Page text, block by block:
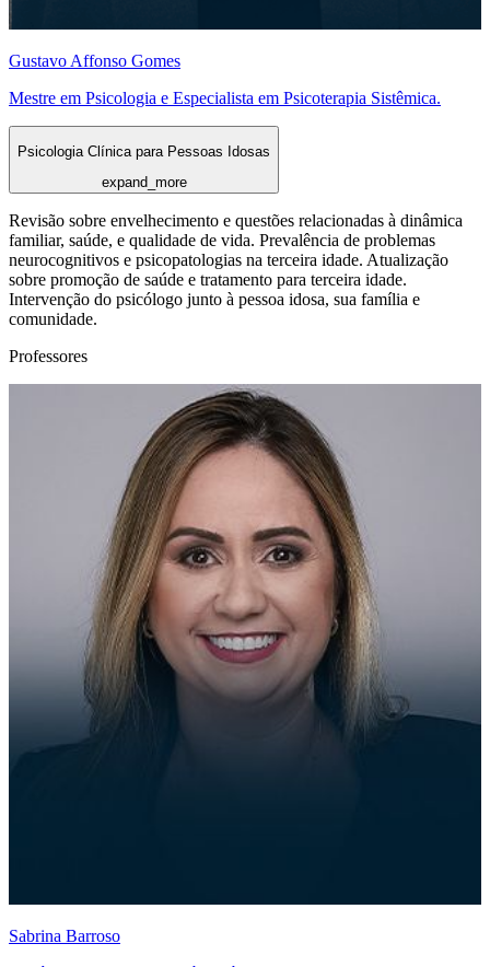
Gustavo Affonso Gomes
Mestre em Psicologia e Especialista em Psicoterapia Sistêmica.
Psicologia Clínica para Pessoas Idosas
expand_more
Revisão sobre envelhecimento e questões relacionadas à dinâmica
familiar, saúde, e qualidade de vida. Prevalência de problemas
neurocognitivos e psicopatologias na terceira idade. Atualização
sobre promoção de saúde e tratamento para terceira idade.
Intervenção do psicólogo junto à pessoa idosa, sua família e
comunidade.
Professores
Sabrina Barroso